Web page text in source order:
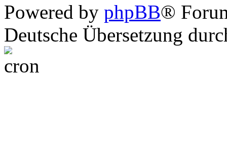
Powered by phpBB®
Deutsche Übersetzung